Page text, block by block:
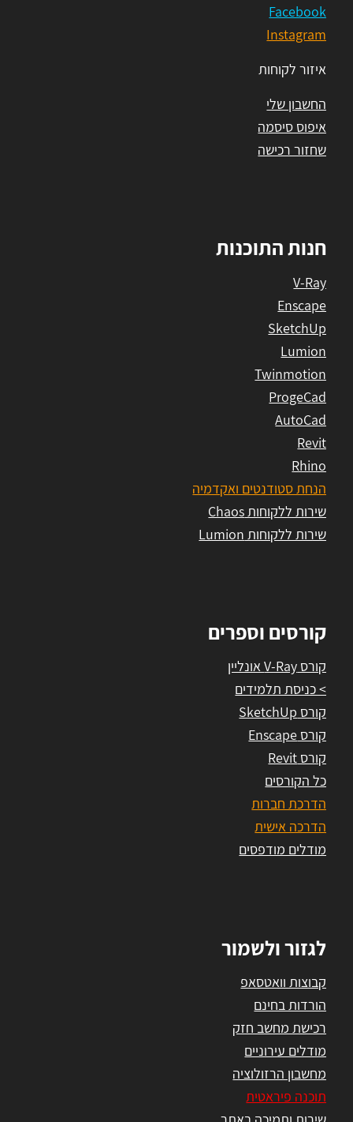
Facebook
Instagram
איזור לקוחות
החשבון שלי
איפוס סיסמה
שחזור רכישה
חנות התוכנות
V-Ray
Enscape
SketchUp
Lumion
Twinmotion
ProgeCad
AutoCad
Revit
Rhino
הנחת סטודנטים ואקדמיה
שירות ללקוחות Chaos
שירות ללקוחות Lumion
קורסים וספרים
קורס V-Ray אונליין
> כניסת תלמידים
קורס SketchUp
קורס Enscape
קורס Revit
כל הקורסים
הדרכת חברות
הדרכה אישית
מודלים מודפסים
לגזור ולשמור
קבוצות וואטסאפ
הורדות בחינם
רכישת מחשב חזק
מודלים עירוניים
מחשבון הרזולוציה
תוכנה פיראטית